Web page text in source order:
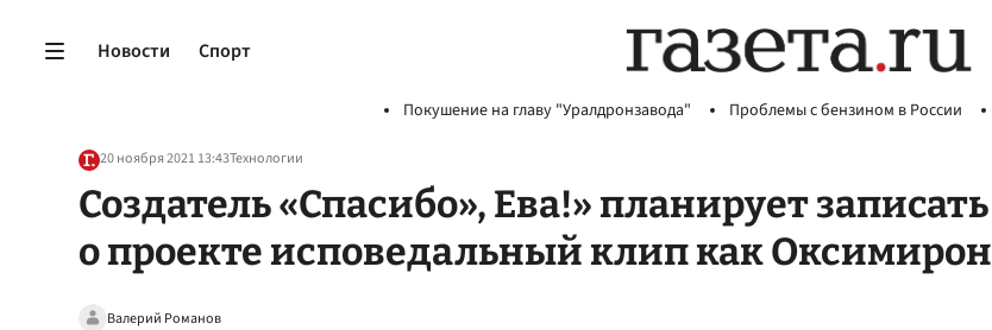
Новости Спорт
Покушение на главу "Уралдронзавода" Проблемы с бензином в России
20 ноября 2021 13:43Технологии
Создатель «Спасибо», Ева!» планирует записать
о проекте исповедальный клип как Оксимирон
Валерий Романов